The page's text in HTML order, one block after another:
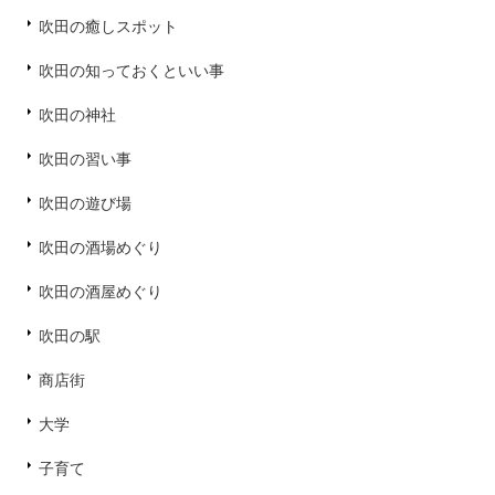
吹田の癒しスポット
吹田の知っておくといい事
吹田の神社
吹田の習い事
吹田の遊び場
吹田の酒場めぐり
吹田の酒屋めぐり
吹田の駅
商店街
大学
子育て